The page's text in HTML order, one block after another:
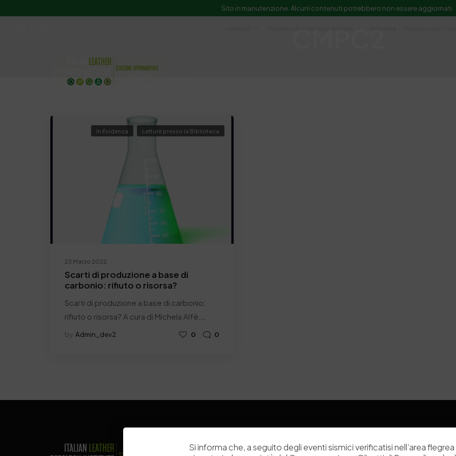
Sito in manutenzione. Alcuni contenuti potrebbero non essere aggiornati.
23 Marzo 2022
In Evidenza Letture presso la Biblioteca
Scarti di produzione a base di
carbonio: rifiuto o risorsa?
Scarti di produzione a base di carbonio:
rifiuto o risorsa? A cura di Michela Alfè,…
by Admin_dev2 0 0
Chi siamo Laboratori
Si informa che, a seguito degli eventi sismici verificatisi nell’area flegrea